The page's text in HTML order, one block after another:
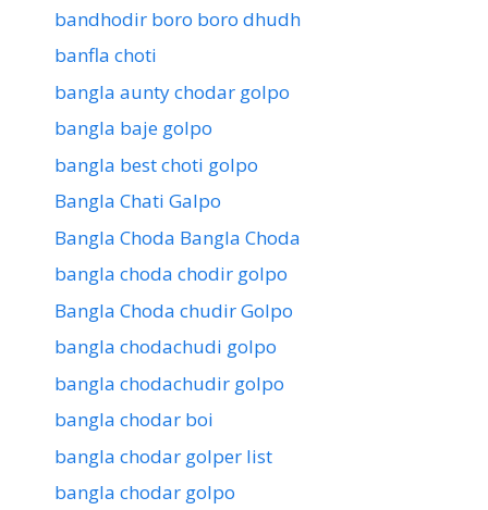
bandhodir boro boro dhudh
banfla choti
bangla aunty chodar golpo
bangla baje golpo
bangla best choti golpo
Bangla Chati Galpo
Bangla Choda Bangla Choda
bangla choda chodir golpo
Bangla Choda chudir Golpo
bangla chodachudi golpo
bangla chodachudir golpo
bangla chodar boi
bangla chodar golper list
bangla chodar golpo